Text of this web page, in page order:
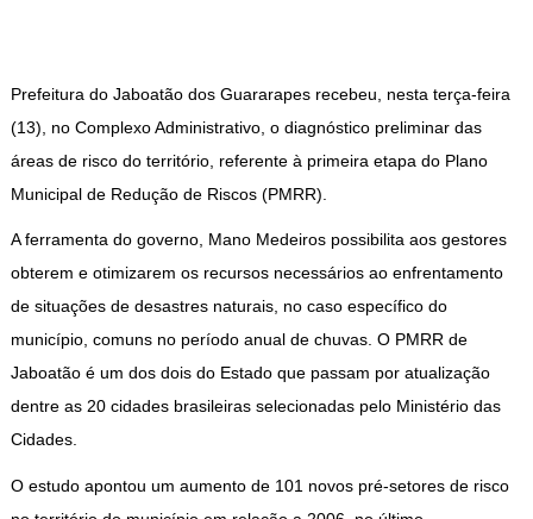
Prefeitura do Jaboatão dos Guararapes recebeu, nesta terça-feira
(13), no Complexo Administrativo, o diagnóstico preliminar das
áreas de risco do território, referente à primeira etapa do Plano
Municipal de Redução de Riscos (PMRR).
A ferramenta do governo, Mano Medeiros possibilita aos gestores
obterem e otimizarem os recursos necessários ao enfrentamento
de situações de desastres naturais, no caso específico do
município, comuns no período anual de chuvas. O PMRR de
Jaboatão é um dos dois do Estado que passam por atualização
dentre as 20 cidades brasileiras selecionadas pelo Ministério das
Cidades.
O estudo apontou um aumento de 101 novos pré-setores de risco